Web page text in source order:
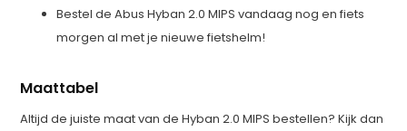
Bestel de Abus Hyban 2.0 MIPS vandaag nog en fiets
morgen al met je nieuwe fietshelm!
Maattabel
Altijd de juiste maat van de Hyban 2.0 MIPS bestellen? Kijk dan